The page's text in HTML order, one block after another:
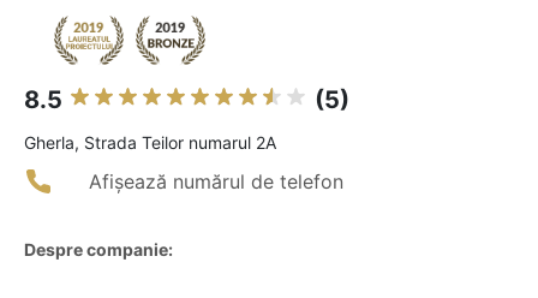
8.5 (5)
Gherla, Strada Teilor numarul 2A
Afișează numărul de telefon
Despre companie: